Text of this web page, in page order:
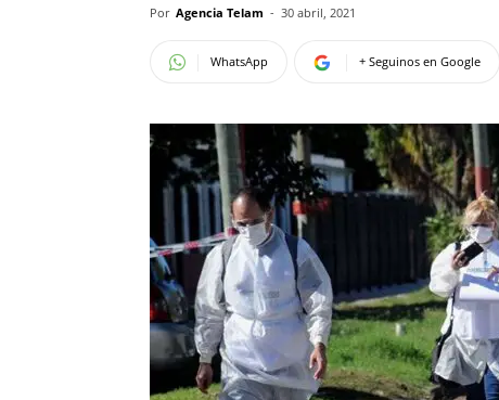
Por Agencia Telam - 30 abril, 2021
WhatsApp + Seguinos en Google